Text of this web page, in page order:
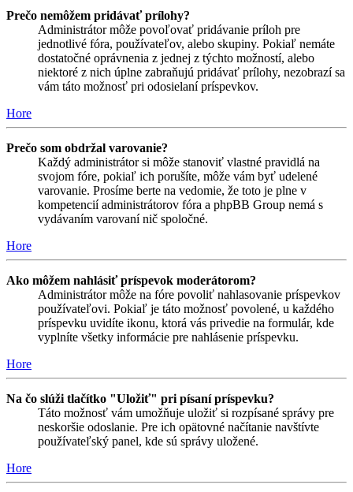
Prečo nemôžem pridávať prílohy?
Administrátor môže povoľovať pridávanie príloh pre
jednotlivé fóra, používateľov, alebo skupiny. Pokiaľ nemáte
dostatočné oprávnenia z jednej z týchto možností, alebo
niektoré z nich úplne zabraňujú pridávať prílohy, nezobrazí sa
vám táto možnosť pri odosielaní príspevkov.
Hore
Prečo som obdržal varovanie?
Každý administrátor si môže stanoviť vlastné pravidlá na
svojom fóre, pokiaľ ich porušíte, môže vám byť udelené
varovanie. Prosíme berte na vedomie, že toto je plne v
kompetencií administrátorov fóra a phpBB Group nemá s
vydávaním varovaní nič spoločné.
Hore
Ako môžem nahlásiť príspevok moderátorom?
Administrátor môže na fóre povoliť nahlasovanie príspevkov
používateľovi. Pokiaľ je táto možnosť povolené, u každého
príspevku uvidíte ikonu, ktorá vás privedie na formulár, kde
vyplníte všetky informácie pre nahlásenie príspevku.
Hore
Na čo slúži tlačítko "Uložiť" pri písaní príspevku?
Táto možnosť vám umožňuje uložiť si rozpísané správy pre
neskoršie odoslanie. Pre ich opätovné načítanie navštívte
používateľský panel, kde sú správy uložené.
Hore